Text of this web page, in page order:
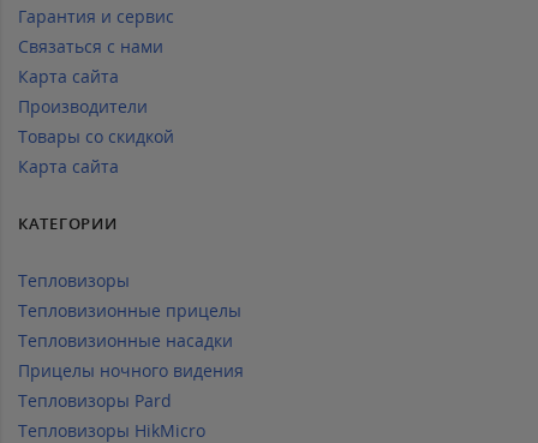
Гарантия и сервис
Связаться с нами
Карта сайта
Производители
Товары со скидкой
Карта сайта
КАТЕГОРИИ
Тепловизоры
Тепловизионные прицелы
Тепловизионные насадки
Прицелы ночного видения
Тепловизоры Pard
Тепловизоры HikMicro